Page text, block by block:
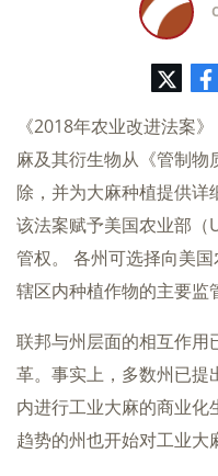
特
脸
《2018年农业改进法案》
麻及其衍生物从《管制物
除，并为大麻种植提供详
该法案赋予美国农业部（
管权。 各州可选择向美国
辖区内种植作物的主要监
联邦与州层面的相互作用
革。事实上，多数州已提
内进行工业大麻的商业化
趋势的州也开始对工业大